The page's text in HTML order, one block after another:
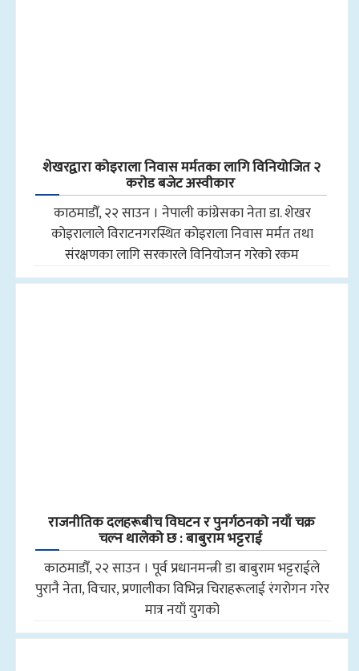
शेखरद्वारा कोइराला निवास मर्मतका लागि विनियोजित २
करोड बजेट अस्वीकार
काठमाडौँ, २२ साउन । नेपाली कांग्रेसका नेता डा. शेखर
कोइरालाले विराटनगरस्थित कोइराला निवास मर्मत तथा
संरक्षणका लागि सरकारले विनियोजन गरेको रकम
राजनीतिक दलहरूबीच विघटन र पुनर्गठनको नयाँ चक्र
चल्न थालेको छ : बाबुराम भट्टराई
काठमाडौँ, २२ साउन । पूर्व प्रधानमन्त्री डा बाबुराम भट्टराईले
पुरानै नेता, विचार, प्रणालीका विभिन्न चिराहरूलाई रंगरोगन गरेर
मात्र नयाँ युगको